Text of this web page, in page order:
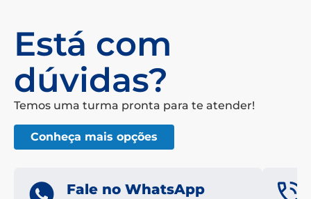
Está com
dúvidas?
Temos uma turma pronta para te atender!
Conheça mais opções
Fale no WhatsApp